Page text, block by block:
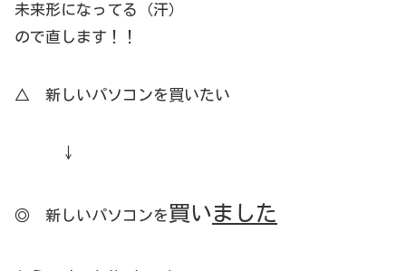
未来形になってる（汗）
ので直します！！
△ 新しいパソコンを買いたい
↓
◎ 新しいパソコンを買いました